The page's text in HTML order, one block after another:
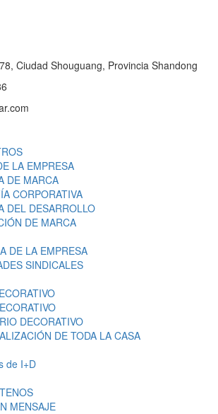
Ciudad Shouguang, Provincia Shandong
LA EMPRESA
DE MARCA
CORPORATIVA
DEL DESARROLLO
DE MARCA
DE LA EMPRESA
SINDICALES
DECORATIVO
DE TODA LA CASA
de I+D
MENSAJE